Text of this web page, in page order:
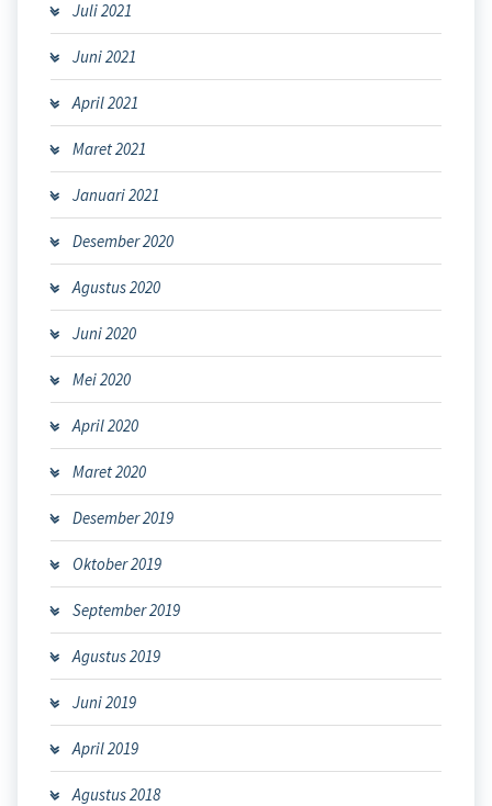
Juli 2021
Juni 2021
April 2021
Maret 2021
Januari 2021
Desember 2020
Agustus 2020
Juni 2020
Mei 2020
April 2020
Maret 2020
Desember 2019
Oktober 2019
September 2019
Agustus 2019
Juni 2019
April 2019
Agustus 2018